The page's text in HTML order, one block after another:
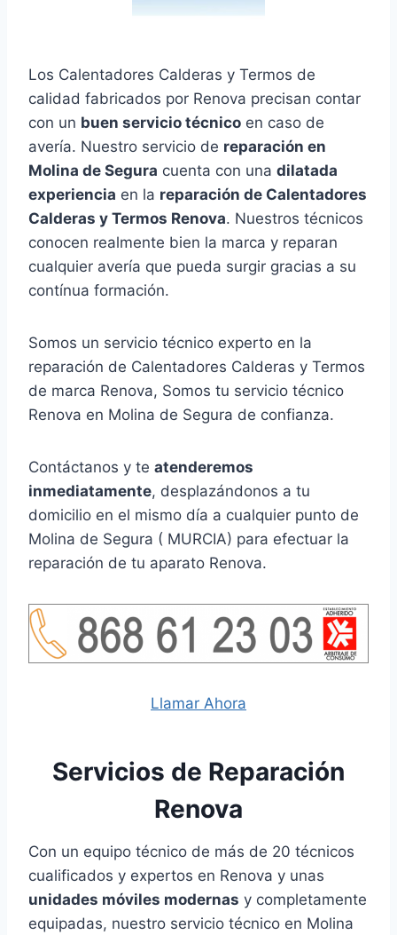
Los Calentadores Calderas y Termos de
calidad fabricados por Renova precisan contar
con un buen servicio técnico en caso de
avería. Nuestro servicio de reparación en
Molina de Segura cuenta con una dilatada
experiencia en la reparación de Calentadores
Calderas y Termos Renova. Nuestros técnicos
conocen realmente bien la marca y reparan
cualquier avería que pueda surgir gracias a su
contínua formación.
Somos un servicio técnico experto en la
reparación de Calentadores Calderas y Termos
de marca Renova, Somos tu servicio técnico
Renova en Molina de Segura de confianza.
Contáctanos y te atenderemos
inmediatamente, desplazándonos a tu
domicilio en el mismo día a cualquier punto de
Molina de Segura ( MURCIA) para efectuar la
reparación de tu aparato Renova.
Llamar Ahora
Servicios de Reparación
Renova
Con un equipo técnico de más de 20 técnicos
cualificados y expertos en Renova y unas
unidades móviles modernas y completamente
equipadas, nuestro servicio técnico en Molina